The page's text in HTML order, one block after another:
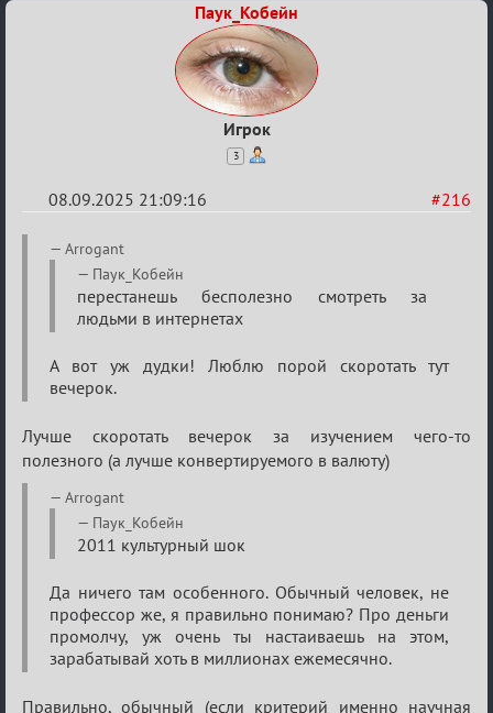
Паук_Кобейн
Игрок
3
#216
08.09.2025 21:09:16
Re:
Обуждение
«Universal»
Arrogant
Паук_Кобейн
перестанешь бесполезно смотреть за
людьми в интернетах
А вот уж дудки! Люблю порой скоротать тут
вечерок.
Лучше скоротать вечерок за изучением чего-то
полезного (а лучше конвертируемого в валюту)
Arrogant
Паук_Кобейн
2011 культурный шок
Да ничего там особенного. Обычный человек, не
профессор же, я правильно понимаю? Про деньги
промолчу, уж очень ты настаиваешь на этом,
зарабатывай хоть в миллионах ежемесячно.
Правильно, обычный (если критерий именно научная